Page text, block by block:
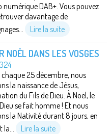
numérique DAB+. Vous pouvez
davantage de
Lire la suite
NOËL DANS LES VOSGES
chaque 25 décembre, nous
la naissance de Jésus,
du Fils de Dieu. À Noël, le
se fait homme ! Et nous
la Nativité durant 8 jours, en
Lire la suite